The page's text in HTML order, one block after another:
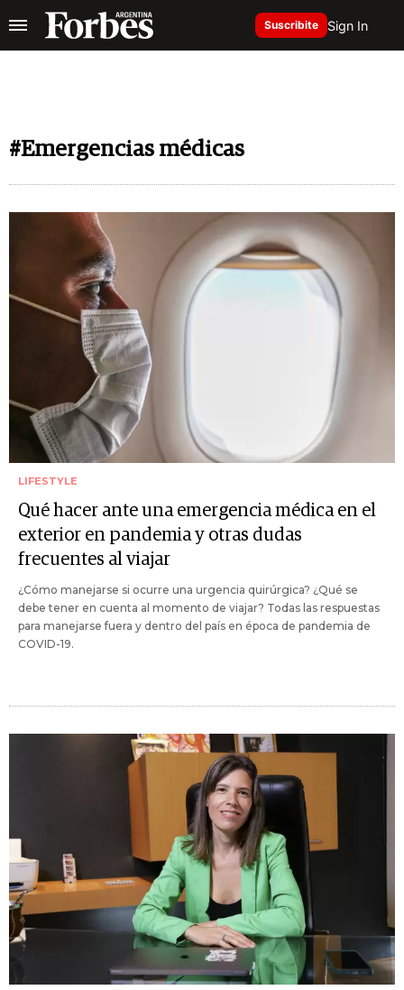
Suscribite Sign In
#Emergencias médicas
LIFESTYLE
Qué hacer ante una emergencia médica en el
exterior en pandemia y otras dudas
frecuentes al viajar
¿Cómo manejarse si ocurre una urgencia quirúrgica? ¿Qué se
debe tener en cuenta al momento de viajar? Todas las respuestas
para manejarse fuera y dentro del país en época de pandemia de
COVID-19.